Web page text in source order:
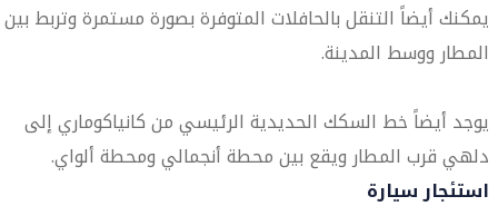
يمكنك أيضاً التنقل بالحافلات المتوفرة بصورة مستمرة وتربط بين
المطار ووسط المدينة.
يوجد أيضاً خط السكك الحديدية الرئيسي من كانياكوماري إلى
دلهي قرب المطار ويقع بين محطة أنجمالي ومحطة ألواي.
استئجار سيارة